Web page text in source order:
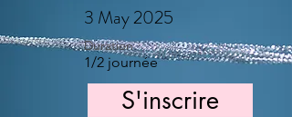
3 May 2025
Duration
1/2 journée
S'inscrire